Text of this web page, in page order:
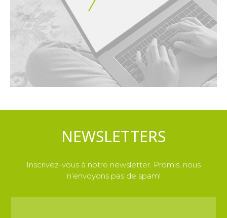
NEWSLETTERS
Inscrivez-vous à notre newsletter. Promis, nous
n’envoyons pas de spam!